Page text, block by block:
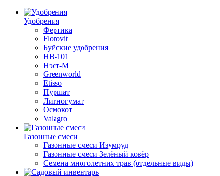
Удобрения
Фертика
Florovit
Буйские удобрения
HB-101
Нэст-М
Greenworld
Etisso
Пуршат
Лигногумат
Осмокот
Valagro
Газонные смеси
Газонные смеси Изумруд
Газонные смеси Зелёный ковёр
Семена многолетних трав (отдельные виды)